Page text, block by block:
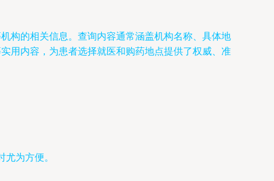
构的相关信息。查询内容通常涵盖机构名称、具体地
用内容，为患者选择就医和购药地点提供了权威、准
为方便。